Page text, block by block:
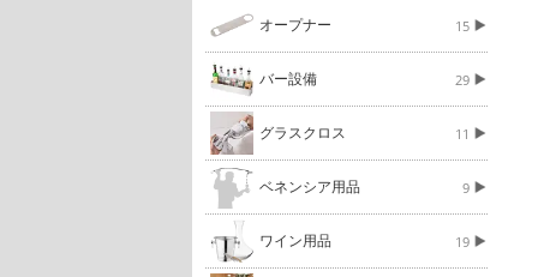
オープナー 15
バー設備 29
グラスクロス 11
ベネンシア用品 9
ワイン用品 19